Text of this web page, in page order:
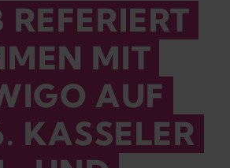
MIT
AUF
KASSELER